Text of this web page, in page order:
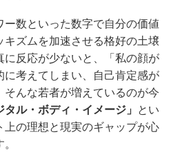
数といった数字で自分の価値
ズムを加速させる格好の土壌
反応が少ないと、「私の顔が
に考えてしまい、自己肯定感が
んな若者が増えているのが今
タル・ボディ・イメージ」 とい
上の理想と現実のギャップが心